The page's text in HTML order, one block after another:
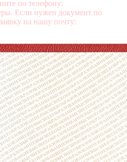
по телефону:
Если нужен документ по
на нашу почту: